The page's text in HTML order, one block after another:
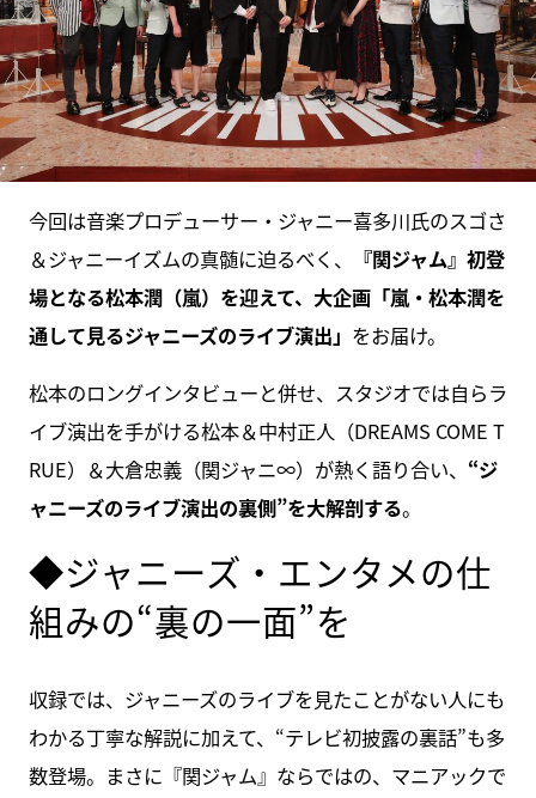
今回は音楽プロデューサー・ジャニー喜多川氏のスゴさ
＆ジャニーイズムの真髄に迫るべく、
『関ジャム』初登
場となる松本潤（嵐）を迎えて、大企画「嵐・松本潤を
通して見るジャニーズのライブ演出」 をお届け。
松本のロングインタビューと併せ、スタジオでは自らラ
イブ演出を手がける松本＆中村正人（DREAMS COME T
RUE）＆大倉忠義（関ジャニ∞）が熱く語り合い、 “ジ
ャニーズのライブ演出の裏側”を大解剖する。
◆ジャニーズ・エンタメの仕
組みの“裏の一面”を
収録では、ジャニーズのライブを見たことがない人にも
わかる丁寧な解説に加えて、“テレビ初披露の裏話”も多
数登場。まさに『関ジャム』ならではの、マニアックで